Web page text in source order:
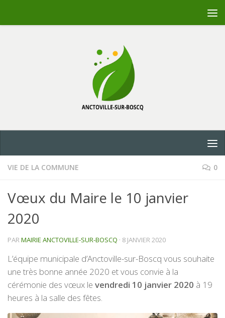
VIE DE LA COMMUNE 0
Vœux du Maire le 10 janvier
2020
PARMAIRIE ANCTOVILLE-SUR-BOSCQ · 8 JANVIER 2020
L’équipe municipale d’Anctoville-sur-Boscq vous souhaite
une très bonne année 2020 et vous convie à la
cérémonie des vœux le vendredi 10 janvier 2020 à 19
heures à la salle des fêtes.